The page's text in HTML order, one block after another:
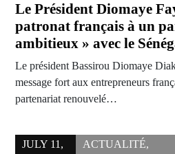
Le Président Diomaye
patronat français à un
ambitieux » avec le
Le président Bassirou Diomaye
message fort aux entrepreneurs
partenariat renouvelé…
JULY 11,
ACTUALITÉ,